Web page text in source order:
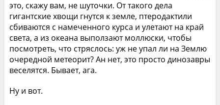
это, скажу вам, не шуточки. От такого дела
гигантские хвощи гнутся к земле, птеродактили
сбиваются с намеченного курса и улетают на край
света, а из океана выползают моллюски, чтобы
посмотреть, что стряслось: уж не упал ли на Землю
очередной метеорит? Ан нет, это просто динозавры
веселятся. Бывает, ага.
Ну и вот.